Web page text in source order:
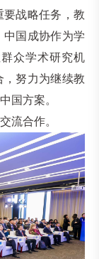
战略任务，教
国成协作为学
众学术研究机
努力为继续教
国方案。
流合作。